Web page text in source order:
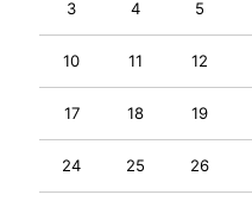
3 4 5
10 11 12
17 18 19
24 25 26